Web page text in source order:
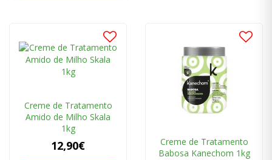
Creme de Tratamento
Amido de Milho Skala
1kg
12,90€
Creme de Tratamento
Babosa Kanechom 1kg